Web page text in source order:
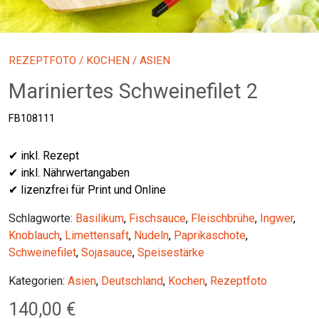
REZEPTFOTO / KOCHEN / ASIEN
Mariniertes Schweinefilet 2
FB108111
✔ inkl. Rezept
✔ inkl. Nährwertangaben
✔ lizenzfrei für Print und Online
Schlagworte: Basilikum, Fischsauce, Fleischbrühe, Ingwer,
Knoblauch, Limettensaft, Nudeln, Paprikaschote,
Schweinefilet, Sojasauce, Speisestärke
Kategorien: Asien, Deutschland, Kochen, Rezeptfoto
140,00 €